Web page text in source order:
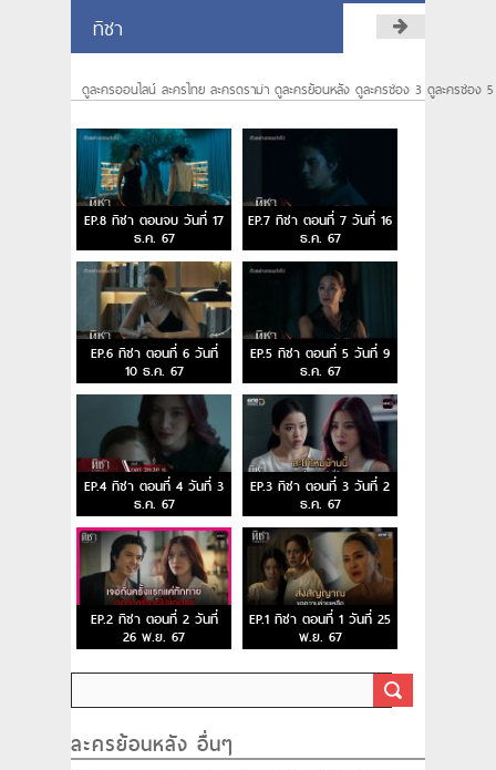
ทิชา
ดูละครออนไลน์ ละครไทย ละครดราม่า ดูละครย้อนหลัง ดูละครช่อง 3 ดูละครช่อง
EP.8 ทิชา ตอนจบ วันที่ 17
ธ.ค. 67
EP.7 ทิชา ตอนที่ 7 วันที่ 16
ธ.ค. 67
EP.6 ทิชา ตอนที่ 6 วันที่
10 ธ.ค. 67
EP.5 ทิชา ตอนที่ 5 วันที่ 9
ธ.ค. 67
EP.4 ทิชา ตอนที่ 4 วันที่ 3
ธ.ค. 67
EP.3 ทิชา ตอนที่ 3 วันที่ 2
ธ.ค. 67
EP.2 ทิชา ตอนที่ 2 วันที่
26 พ.ย. 67
EP.1 ทิชา ตอนที่ 1 วันที่ 25
พ.ย. 67
ละครย้อนหลัง อื่นๆ